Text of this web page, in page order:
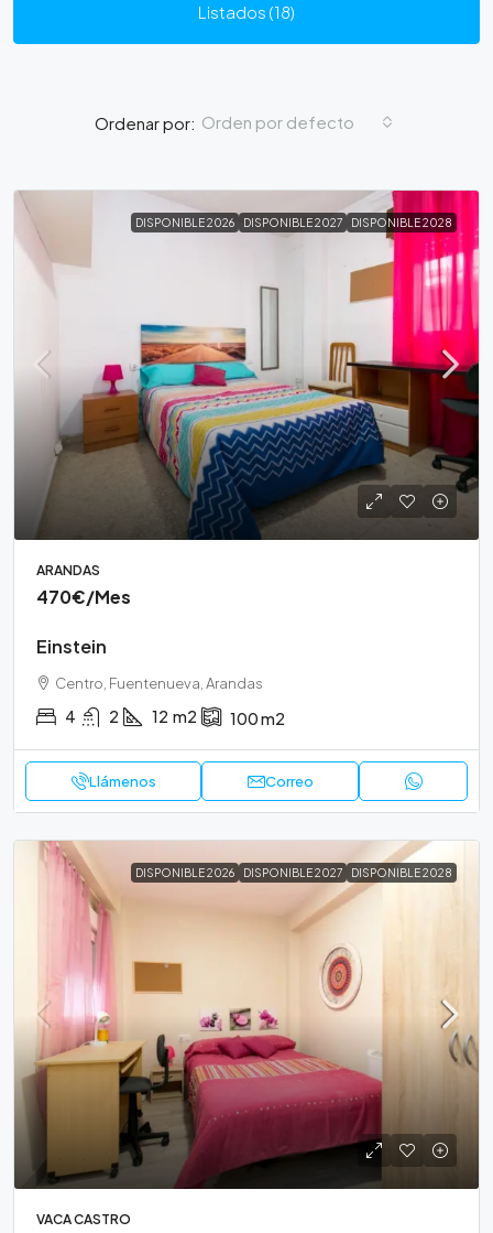
Listados (18)
Ordenar por: Orden por defecto
DISPONIBLE 2026 DISPONIBLE 2027 DISPONIBLE 2028
ARANDAS
470€/Mes
Einstein
Centro, Fuentenueva, Arandas
4 2 12 m2 100m2
Llámenos Correo
DISPONIBLE 2026 DISPONIBLE 2027 DISPONIBLE 2028
VACA CASTRO